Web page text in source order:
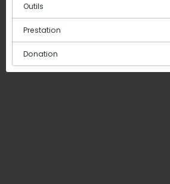
Outils
Prestation
Donation